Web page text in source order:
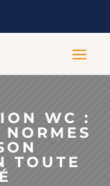
WC :
TOUTE